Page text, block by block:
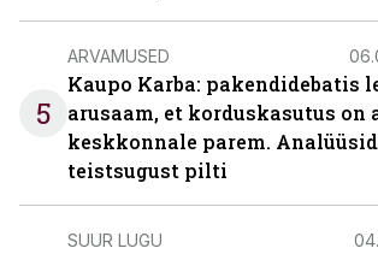
5
ARVAMUSED
Kaupo Karba: pakendidebatis
arusaam, et korduskasutus on
keskkonnale parem.
teistsugust pilti
SUUR LUGU